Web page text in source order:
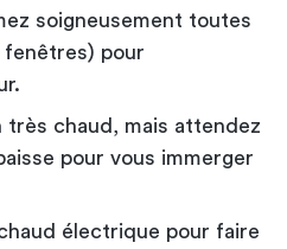
soigneusement toutes
fenêtres) pour
très chaud, mais attendez
pour vous immerger
électrique pour faire